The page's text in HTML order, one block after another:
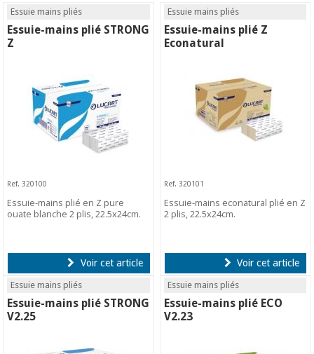
Essuie mains pliés
Essuie-mains plié STRONG
Z
Ref. 320100
Essuie-mains plié en Z pure
ouate blanche 2 plis, 22.5x24cm.
Voir cet article
Essuie mains pliés
Essuie-mains plié Z
Econatural
Ref. 320101
Essuie-mains econatural plié en Z
2 plis, 22.5x24cm.
Voir cet article
Essuie mains pliés
Essuie-mains plié STRONG
V2.25
Essuie mains pliés
Essuie-mains plié ECO
V2.23